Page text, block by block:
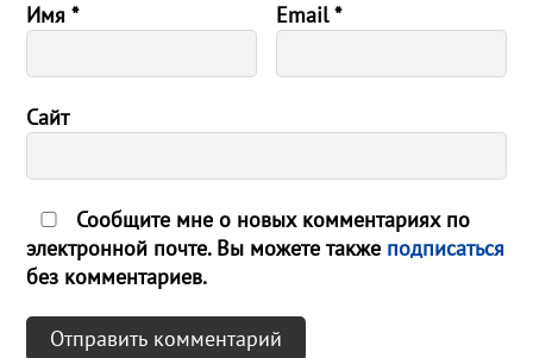
Имя* Email*
Сайт
Сообщите мне о новых комментариях по
электронной почте. Вы можете также подписаться
без комментариев.